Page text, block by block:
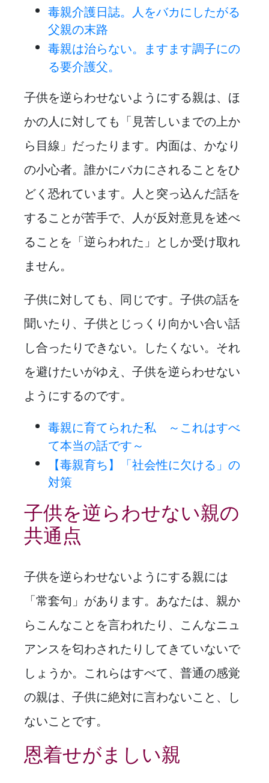
毒親介護日誌。人をバカにしたがる
父親の末路
毒親は治らない。ますます調子にの
る要介護父。
子供を逆らわせないようにする親は、ほ
かの人に対しても「見苦しいまでの上か
ら目線」だったります。内面は、かなり
の小心者。誰かにバカにされることをひ
どく恐れています。人と突っ込んだ話を
することが苦手で、人が反対意見を述べ
ることを「逆らわれた」としか受け取れ
ません。
子供に対しても、同じです。子供の話を
聞いたり、子供とじっくり向かい合い話
し合ったりできない。したくない。それ
を避けたいがゆえ、子供を逆らわせない
ようにするのです。
毒親に育てられた私 ～これはすべ
て本当の話です～
【毒親育ち】「社会性に欠ける」の
対策
子供を逆らわせない親の
共通点
子供を逆らわせないようにする親には
「常套句」があります。あなたは、親か
らこんなことを言われたり、こんなニュ
アンスを匂わされたりしてきていないで
しょうか。これらはすべて、普通の感覚
の親は、子供に絶対に言わないこと、し
ないことです。
恩着せがましい親